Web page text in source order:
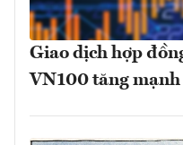
Giao dịch hợp
VN100 tăng